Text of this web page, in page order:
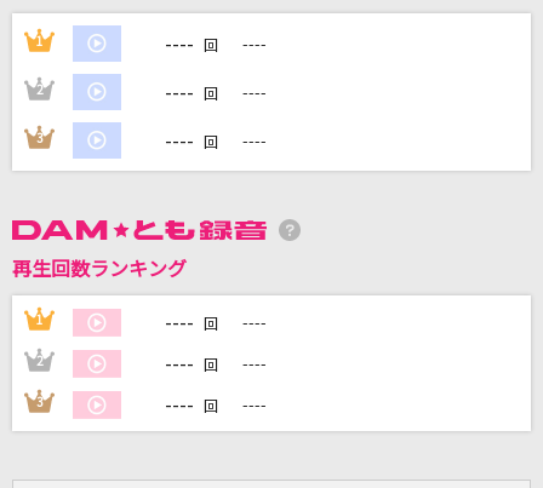
じん(自然の敵P) feat.IA
もっと見る
DAMに会員登録・ログインして
1 ---- 回 ----
2 ---- 回 ----
3 ---- 回 ----
再生回数ランキング
1 ---- 回 ----
2 ---- 回 ----
3 ---- 回 ----